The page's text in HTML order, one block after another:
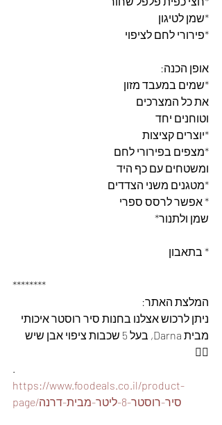
*שמן לטיגון
*פירורי לחם לציפוי
אופן הכנה:
*שמים במעבד מזון
את כל המצרכים
וטוחנים יחד
*יוצרים קציצות
*מצפים בפירורי לחם
ומשטחים עם כף היד
*מטגנים משני הצדדים
* אפשר לרסס ספרי
שמן ולתנור*
* בתאבון
********
המלצת האתר:
ניתן לרכוש אצלנו בחנות סיר רוסטר איכותי
מבית Darna, בעל 5 שכבות ציפוי אבן שיש
👇🏽
.
https://www.foodeals.co.il/product-
page/סיר-רוסטר-8-ליטר-מבית-דרנה